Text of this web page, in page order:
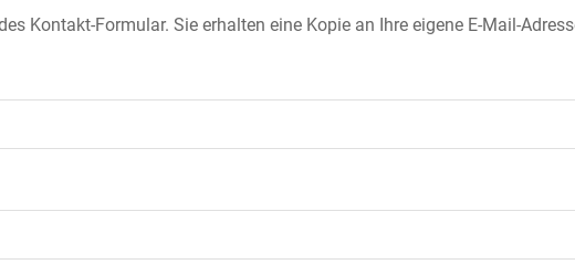
Kontakt-Formular. Sie erhalten eine Kopie an Ihre eigene E-Mail-